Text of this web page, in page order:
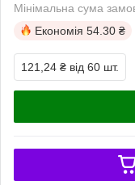
Мінімальна сума
Економія 54.30 ₴
121,24 ₴ від 60 шт.